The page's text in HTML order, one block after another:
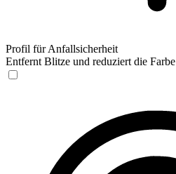
Profil für Anfallsicherheit
Entfernt Blitze und reduziert die Farbe